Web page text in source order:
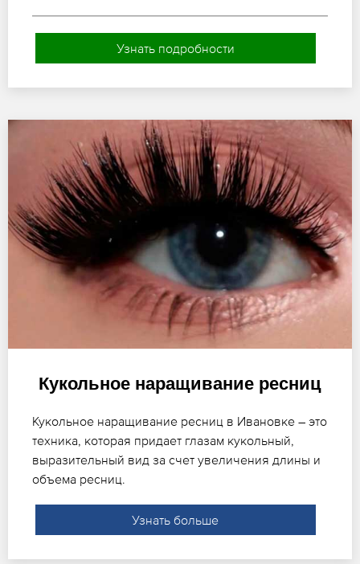
Узнать подробности
Кукольное наращивание ресниц
Кукольное наращивание ресниц в Ивановке – это
техника, которая придает глазам кукольный,
выразительный вид за счет увеличения длины и
объема ресниц.
Узнать больше